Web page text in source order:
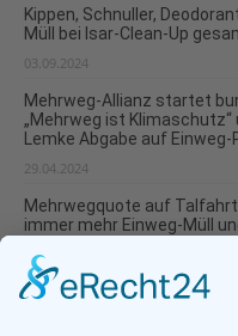
Kippen, Schnuller,
Müll bei Isar-Clean-Up
03.09.2024
Mehrweg-Allianz startet
„Mehrweg ist
Lemke Abgabe auf Einweg-
29.04.2024
Mehrwegquote auf
immer mehr Einweg-Müll
22.03.2024